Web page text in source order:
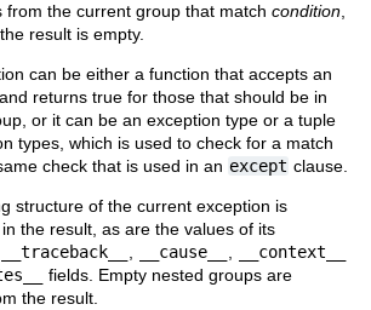
from the current group that match condition
result is empty.
can be either a function that accepts an
returns true for those that should be in
or it can be an exception type or a tuple
types, which is used to check for a match
check that is used in an except clause.
structure of the current exception is
the result, as are the values of its
__traceback__ __cause__
__context__
fields. Empty nested groups are
the result.